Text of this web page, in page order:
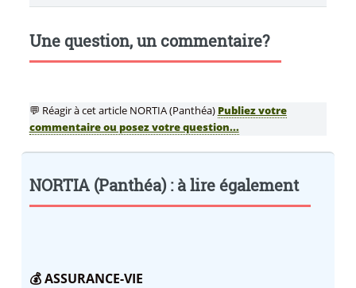
Une question, un commentaire?
💬 Réagir à cet article NORTIA (Panthéa) Publiez votre
commentaire ou posez votre question...
NORTIA (Panthéa) : à lire également
💰 ASSURANCE-VIE